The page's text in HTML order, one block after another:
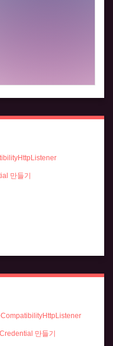
만들기
만들기